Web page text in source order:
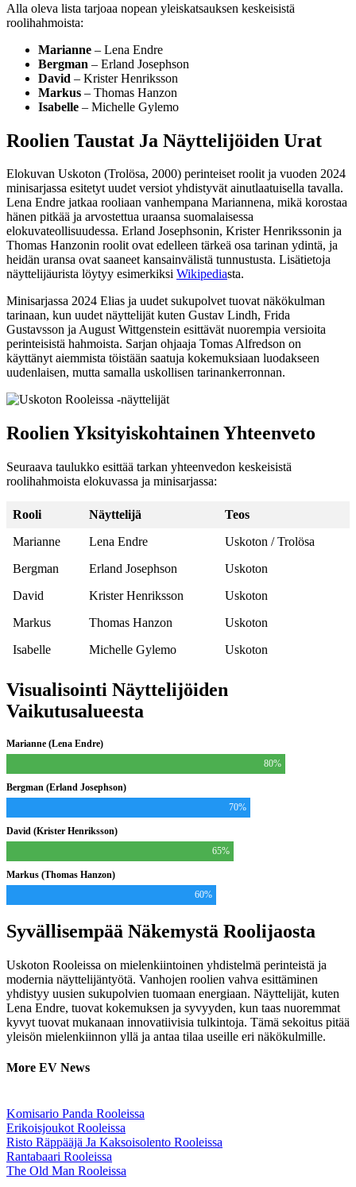
Alla oleva lista tarjoaa nopean yleiskatsauksen keskeisistä
roolihahmoista:
Marianne – Lena Endre
Bergman – Erland Josephson
David – Krister Henriksson
Markus – Thomas Hanzon
Isabelle – Michelle Gylemo
Roolien Taustat Ja Näyttelijöiden Urat
Elokuvan Uskoton (Trolösa, 2000) perinteiset roolit ja vuoden 2024
minisarjassa esitetyt uudet versiot yhdistyvät ainutlaatuisella tavalla.
Lena Endre jatkaa rooliaan vanhempana Mariannena, mikä korostaa
hänen pitkää ja arvostettua uraansa suomalaisessa
elokuvateollisuudessa. Erland Josephsonin, Krister Henrikssonin ja
Thomas Hanzonin roolit ovat edelleen tärkeä osa tarinan ydintä, ja
heidän uransa ovat saaneet kansainvälistä tunnustusta. Lisätietoja
näyttelijäurista löytyy esimerkiksi Wikipediasta.
Minisarjassa 2024 Elias ja uudet sukupolvet tuovat näkökulman
tarinaan, kun uudet näyttelijät kuten Gustav Lindh, Frida
Gustavsson ja August Wittgenstein esittävät nuorempia versioita
perinteisistä hahmoista. Sarjan ohjaaja Tomas Alfredson on
käyttänyt aiemmista töistään saatuja kokemuksiaan luodakseen
uudenlaisen, mutta samalla uskollisen tarinankerronnan.
Roolien Yksityiskohtainen Yhteenveto
Seuraava taulukko esittää tarkan yhteenvedon keskeisistä
roolihahmoista elokuvassa ja minisarjassa:
Rooli Näyttelijä
Teos
Marianne
Lena Endre
Uskoton / Trolösa
Bergman
Erland Josephson
Uskoton
David
Krister Henriksson
Uskoton
Markus
Thomas Hanzon
Uskoton
Isabelle
Michelle Gylemo Uskoton
Visualisointi Näyttelijöiden
Vaikutusalueesta
Marianne (Lena Endre)
80%
Bergman (Erland Josephson)
70%
David (Krister Henriksson)
65%
Markus (Thomas Hanzon)
60%
Syvällisempää Näkemystä Roolijaosta
Uskoton Rooleissa on mielenkiintoinen yhdistelmä perinteistä ja
modernia näyttelijäntyötä. Vanhojen roolien vahva esittäminen
yhdistyy uusien sukupolvien tuomaan energiaan. Näyttelijät, kuten
Lena Endre, tuovat kokemuksen ja syvyyden, kun taas nuoremmat
kyvyt tuovat mukanaan innovatiivisia tulkintoja. Tämä sekoitus pitää
yleisön mielenkiinnon yllä ja antaa tilaa useille eri näkökulmille.
More EV News
Komisario Panda Rooleissa
Erikoisjoukot Rooleissa
Risto Räppääjä Ja Kaksoisolento Rooleissa
Rantabaari Rooleissa
The Old Man Rooleissa